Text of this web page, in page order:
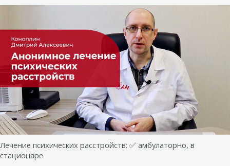
Лечение психических расстройств: ✅ амбулаторно, в
стационаре